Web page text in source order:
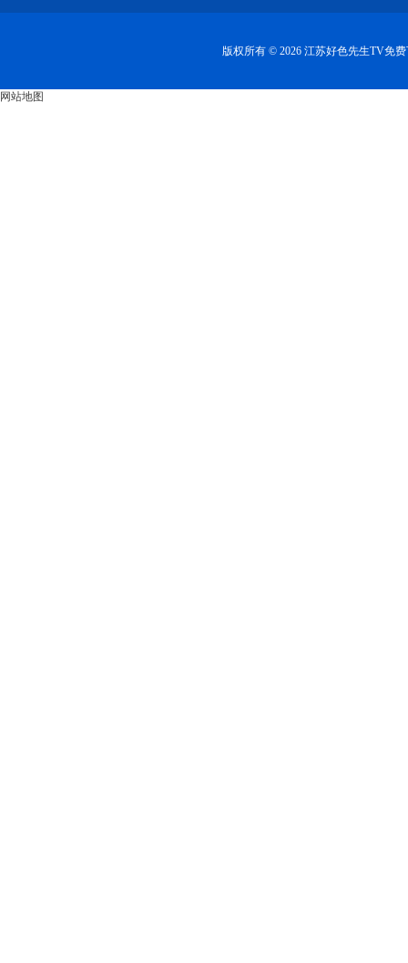
版权所有 © 2026 江苏好色先生TV免
网站地图